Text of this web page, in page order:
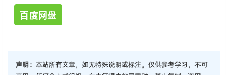
百度网盘
声明： 本站所有文章，如无特殊说明或标注，仅供参考学习，不可